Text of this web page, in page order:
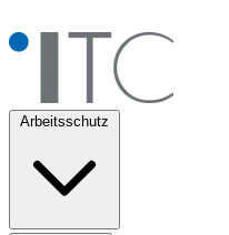
Arbeitsschutz